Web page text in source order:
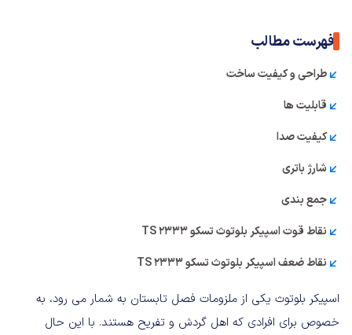
فهرست مطالب
طراحی و کیفیت ساخت
قابلیت ها
کیفیت صدا
شارژ باتری
جمع بندی
نقاط قوت اسپیکر بلوتوث تسکو TS 2333
نقاط ضعف اسپیکر بلوتوث تسکو TS 2333
اسپیکر بلوتوث یکی از ملزومات فصل تابستان به شمار می رود، به
خصوص برای افرادی که اهل گردش و تفریح هستند. با این حال